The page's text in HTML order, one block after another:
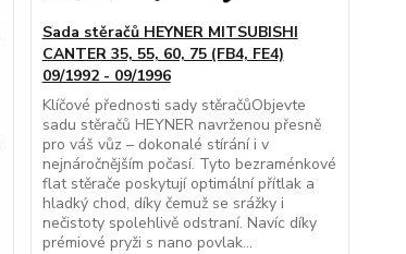
Sada stěračů HEYNER MITSUBISHI
CANTER 35, 55, 60, 75 (FB4, FE4)
09/1992 - 09/1996
Klíčové přednosti sady stěračůObjevte
sadu stěračů HEYNER navrženou přesně
pro váš vůz – dokonalé stírání i v
nejnáročnějším počasí. Tyto bezraménkové
flat stěrače poskytují optimální přítlak a
hladký chod, díky čemuž se srážky i
nečistoty spolehlivě odstraní. Navíc díky
prémiové pryži s nano povlak...